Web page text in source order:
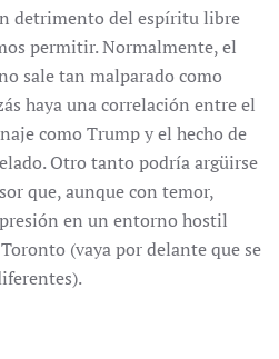
detrimento del espíritu libre
permitir. Normalmente, el
sale tan malparado como
haya una correlación entre el
como Trump y el hecho de
Otro tanto podría argüirse
que, aunque con temor,
en un entorno hostil
(vaya por delante que se